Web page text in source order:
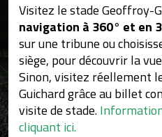
Visitez le stade Geoffroy-
navigation à 360° et en
sur une tribune ou
siège, pour découvrir la
Sinon, visitez réellement
Guichard grâce au billet
visite de stade.
cliquant ici.